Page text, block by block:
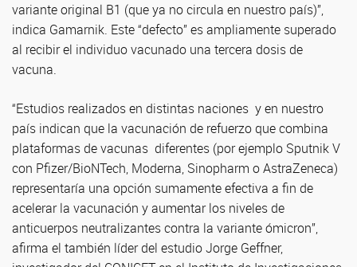
variante original B1 (que ya no circula en nuestro país)”,
indica Gamarnik. Este “defecto” es ampliamente superado
al recibir el individuo vacunado una tercera dosis de
vacuna.
“Estudios realizados en distintas naciones y en nuestro
país indican que la vacunación de refuerzo que combina
plataformas de vacunas diferentes (por ejemplo Sputnik V
con Pfizer/BioNTech, Moderna, Sinopharm o AstraZeneca)
representaría una opción sumamente efectiva a fin de
acelerar la vacunación y aumentar los niveles de
anticuerpos neutralizantes contra la variante ómicron”,
afirma el también líder del estudio Jorge Geffner,